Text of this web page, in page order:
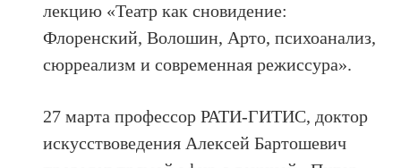
лекцию «Театр как сновидение:
Флоренский, Волошин, Арто, психоанализ,
сюрреализм и современная режиссура».
27 марта профессор РАТИ-ГИТИС, доктор
искусствоведения Алексей Бартошевич